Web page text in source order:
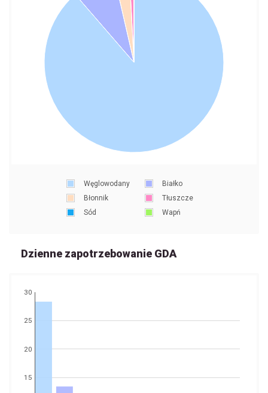
Węglowodany
Białko
Błonnik
Tłuszcze
Sód
Wapń
Dzienne zapotrzebowanie GDA
15
20
25
30